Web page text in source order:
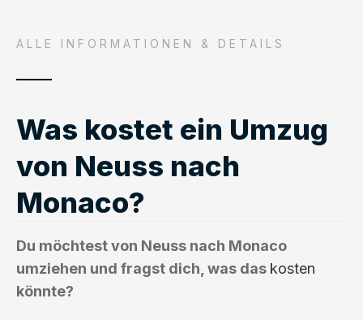
ALLE INFORMATIONEN & DETAILS
Was kostet ein Umzug
von Neuss nach
Monaco?
Du möchtest von Neuss nach Monaco
umziehen und fragst dich, was das kosten
könnte?